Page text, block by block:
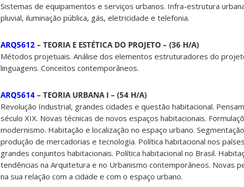
Sistemas de equipamentos e serviços urbanos. Infra-estrutura
pluvial, iluminação pública, gás, eletricidade e telefonia.
ARQ5612 – TEORIA E ESTÉTICA DO PROJETO – (36 H/A)
Métodos projetuais. Análise dos elementos estruturadores do
linguagens. Conceitos contemporâneos.
ARQ5614 – TEORIA URBANA I – (54 H/A)
Revolução Industrial, grandes cidades e questão habitacional.
século XIX. Novas técnicas de novos espaços habitacionais.
modernismo. Habitação e localização no espaço urbano.
produção de mercadorias e tecnologia. Política habitacional nos
grandes conjuntos habitacionais. Política habitacional no Brasil.
tendências na Arquitetura e no Urbanismo contemporâneos. Novas
na sua relação com a cidade e com o espaço urbano.